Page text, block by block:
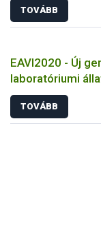
TOVÁBB
EAVI2020 - Új
laboratóriumi
TOVÁBB